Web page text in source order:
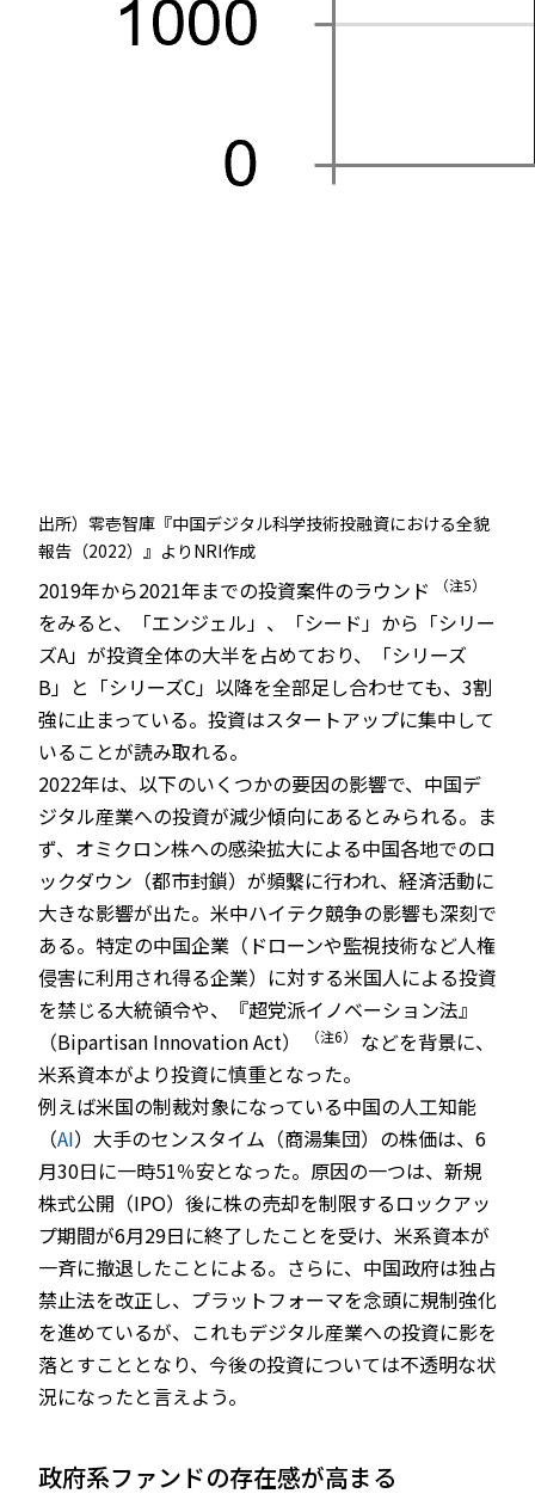
出所）零壱智庫『中国デジタル科学技術投融資における全貌
報告（2022）』よりNRI作成
2019年から2021年までの投資案件のラウンド （注5）
をみると、「エンジェル」、「シード」から「シリー
ズA」が投資全体の大半を占めており、「シリーズ
B」と「シリーズC」以降を全部足し合わせても、3割
強に止まっている。投資はスタートアップに集中して
いることが読み取れる。
2022年は、以下のいくつかの要因の影響で、中国デ
ジタル産業への投資が減少傾向にあるとみられる。ま
ず、オミクロン株への感染拡大による中国各地でのロ
ックダウン（都市封鎖）が頻繫に行われ、経済活動に
大きな影響が出た。米中ハイテク競争の影響も深刻で
ある。特定の中国企業（ドローンや監視技術など⼈権
侵害に利⽤され得る企業）に対する米国人による投資
を禁じる大統領令や、『超党派イノベーション法』
（Bipartisan Innovation Act）
（注6） などを背景に、
米系資本がより投資に慎重となった。
例えば米国の制裁対象になっている中国の人工知能
（AI）大手のセンスタイム（商湯集団）の株価は、6
月30日に一時51％安となった。原因の一つは、新規
株式公開（IPO）後に株の売却を制限するロックアッ
プ期間が6月29日に終了したことを受け、米系資本が
一斉に撤退したことによる。さらに、中国政府は独占
禁止法を改正し、プラットフォーマを念頭に規制強化
を進めているが、これもデジタル産業への投資に影を
落とすこととなり、今後の投資については不透明な状
況になったと言えよう。
政府系ファンドの存在感が高まる